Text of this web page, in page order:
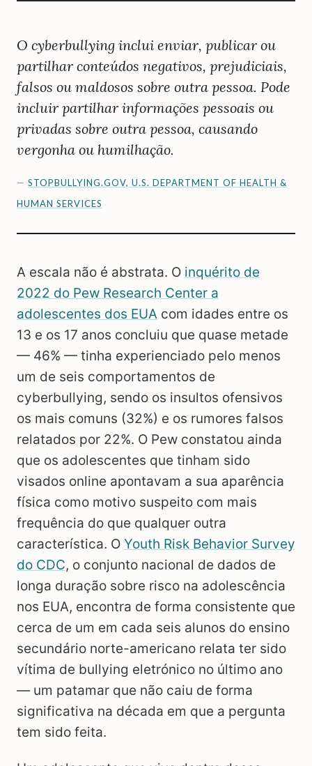
O cyberbullying inclui enviar, publicar ou
partilhar conteúdos negativos, prejudiciais,
falsos ou maldosos sobre outra pessoa. Pode
incluir partilhar informações pessoais ou
privadas sobre outra pessoa, causando
vergonha ou humilhação.
— STOPBULLYING.GOV, U.S. DEPARTMENT OF HEALTH &
HUMAN SERVICES
A escala não é abstrata. O inquérito de
2022 do Pew Research Center a
adolescentes dos EUA com idades entre os
13 e os 17 anos concluiu que quase metade
— 46% — tinha experienciado pelo menos
um de seis comportamentos de
cyberbullying, sendo os insultos ofensivos
os mais comuns (32%) e os rumores falsos
relatados por 22%. O Pew constatou ainda
que os adolescentes que tinham sido
visados online apontavam a sua aparência
física como motivo suspeito com mais
frequência do que qualquer outra
característica. O Youth Risk Behavior Survey
do CDC, o conjunto nacional de dados de
longa duração sobre risco na adolescência
nos EUA, encontra de forma consistente que
cerca de um em cada seis alunos do ensino
secundário norte-americano relata ter sido
vítima de bullying eletrónico no último ano
— um patamar que não caiu de forma
significativa na década em que a pergunta
tem sido feita.